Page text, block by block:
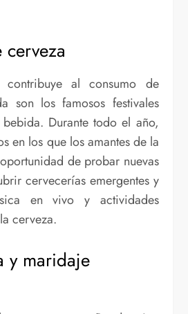
cerveza
son los famosos festivales
Durante todo el año,
en los que los amantes de la
de probar nuevas
cervecerías emergentes y
en vivo y actividades
cerveza.
y maridaje